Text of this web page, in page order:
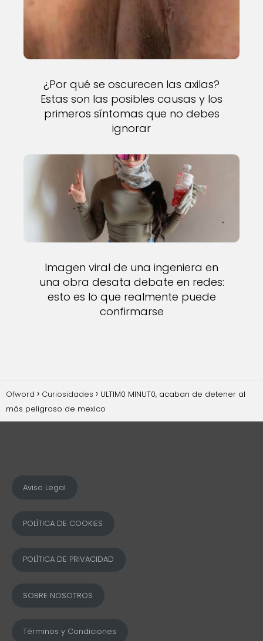
¿Por qué se oscurecen las axilas?
Estas son las posibles causas y los
primeros síntomas que no debes
ignorar
Imagen viral de una ingeniera en
una obra desata debate en redes:
esto es lo que realmente puede
confirmarse
Ofword Curiosidades
ULTIM0 MINUT0, acaban de detener al
más peligroso de mexico
Aviso Legal
POLÍTICA DE COOKIES
POLÍTICA DE PRIVACIDAD
SOBRE NOSOTROS
Términos y Condiciones